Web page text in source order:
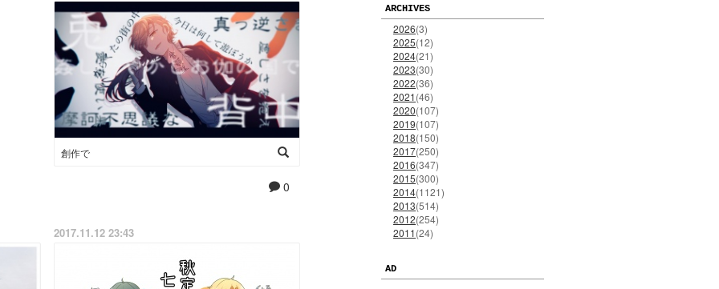
ARCHIVES
2026(3)
2025(12)
2024(21)
2023(30)
2022(36)
2021(46)
2020(107)
2019(107)
2018(150)
2017(250)
2016(347)
2015(300)
2014(1121)
2013(514)
2012(254)
2011(24)
AD
創作で
0
2017.11.12 23:43